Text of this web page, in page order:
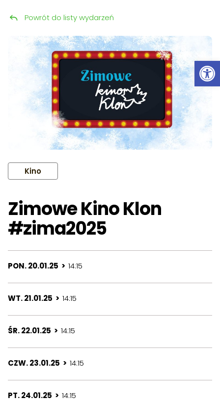
Przeskocz do treści
Kino
Zimowe Kino Klon
#zima2025
PON. 20.01.25 > 14:15
WT. 21.01.25 > 14:15
ŚR. 22.01.25 > 14:15
CZW. 23.01.25 > 14:15
PT. 24.01.25 > 14:15
Powrót do listy wydarzeń